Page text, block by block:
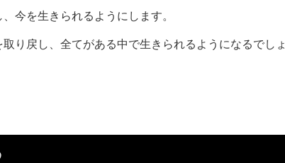
今を生きられるようにします。
り戻し、全てがある中で生きられるようになるでしょ